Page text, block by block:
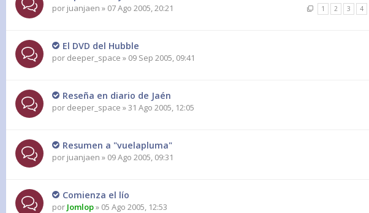
1 2 3 4
por juanjaen » 07 Ago 2005, 20:21
El DVD del Hubble
por deeper_space » 09 Sep 2005, 09:41
Reseña en diario de Jaén
por deeper_space » 31 Ago 2005, 12:05
Resumen a "vuelapluma"
por juanjaen » 09 Ago 2005, 09:31
Comienza el lío
por Jomlop» 05 Ago 2005, 12:53